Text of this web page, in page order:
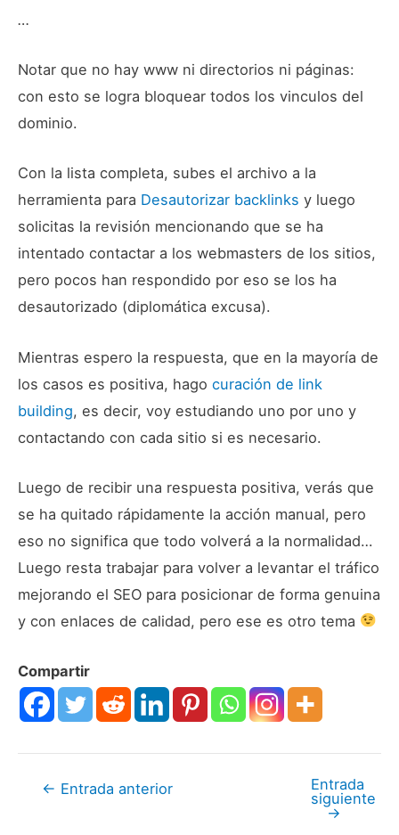
…
Notar que no hay www ni directorios ni páginas:
con esto se logra bloquear todos los vinculos del
dominio.
Con la lista completa, subes el archivo a la
herramienta para Desautorizar backlinks y luego
solicitas la revisión mencionando que se ha
intentado contactar a los webmasters de los sitios,
pero pocos han respondido por eso se los ha
desautorizado (diplomática excusa).
Mientras espero la respuesta, que en la mayoría de
los casos es positiva, hago curación de link
building, es decir, voy estudiando uno por uno y
contactando con cada sitio si es necesario.
Luego de recibir una respuesta positiva, verás que
se ha quitado rápidamente la acción manual, pero
eso no significa que todo volverá a la normalidad…
Luego resta trabajar para volver a levantar el tráfico
mejorando el SEO para posicionar de forma genuina
y con enlaces de calidad, pero ese es otro tema
Compartir
Navegación
← Entrada anterior
Entrada
siguiente
→